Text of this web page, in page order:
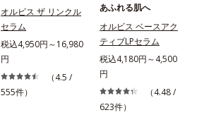
オルビス ザ リンクル
セラム
税込4,950円～16,980
円
（4.5 /
555件）
あふれる肌へ
オルビス ベースアク
ティブLPセラム
税込4,180円～4,500
円
（4.48 /
623件）